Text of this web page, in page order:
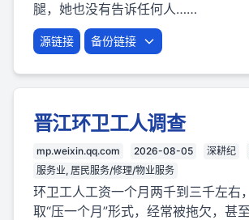
腿，她也没有告诉任何人……
源链接 备份链接
晋江环卫工人调查
mp.weixin.qq.com 2026-08-05 深耕纪
服务业, 居民服务/修理/物业服务
环卫工人工资一个月两千到三千左右
取“压一个月”形式，经常被拖欠，甚